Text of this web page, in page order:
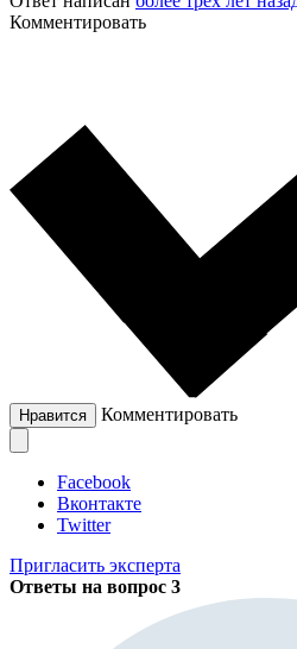
Комментировать
Нравится Комментировать
Facebook
Вконтакте
Twitter
Пригласить эксперта
Ответы на вопрос 3